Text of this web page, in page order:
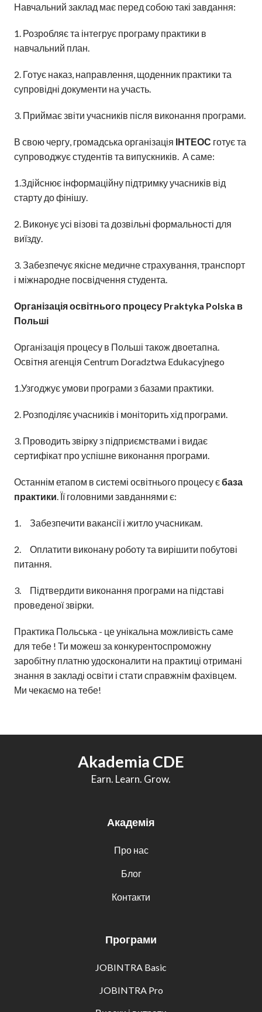
Навчальний заклад має перед собою такі завдання:
1. Розробляє та інтегрує програму практики в
навчальний план.
2. Готує наказ, направлення, щоденник практики та
супровідні документи на участь.
3. Приймає звіти учасників після виконання програми.
В свою чергу, громадська організація ІНТЕОС готує та
супроводжує студентів та випускників. А саме:
1.Здійснює інформаційну підтримку учасників від
старту до фінішу.
2. Виконує усі візові та дозвільні формальності для
виїзду.
3. Забезпечує якісне медичне страхування, транспорт
і міжнародне посвідчення студента.
Організація освітнього процесу Praktyka Polska в
Польші
Організація процесу в Польші також двоетапна.
Освітня агенція Centrum Doradztwa Edukacyjnego
1.Узгоджує умови програми з базами практики.
2. Розподіляє учасників і моніторить хід програми.
3. Проводить звірку з підприємствами і видає
сертифікат про успішне виконання програми.
Останнім етапом в системі освітнього процесу єбаза
практики . Її головними завданнями є:
1. Забезпечити вакансії і житло учасникам.
2. Оплатити виконану роботу та вирішити побутові
питання.
3. Підтвердити виконання програми на підставі
проведеної звірки.
Практика Польська - це унікальна можливість саме
для тебе ! Ти можеш за конкурентоспроможну
заробітну платню удосконалити на практиці отримані
знання в закладі освіти і стати справжнім фахівцем.
Ми чекаємо на тебе!
Akademia CDE
Earn. Learn. Grow.
Академія
Про нас
Блог
Контакти
Програми
JOBINTRA Basic
JOBINTRA Pro